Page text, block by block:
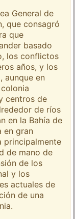
General de
que consagró
que
basado
los conflictos
años, y los
aunque en
centros de
de ríos
en la Bahía de
en gran
principalmente
de mano de
de los
y los
actuales de
de una